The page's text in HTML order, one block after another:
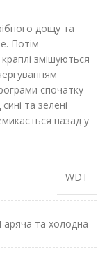
дощу та
Потім
змішуються
спочатку
та зелені
назад у
WDT
Гаряча та холодна